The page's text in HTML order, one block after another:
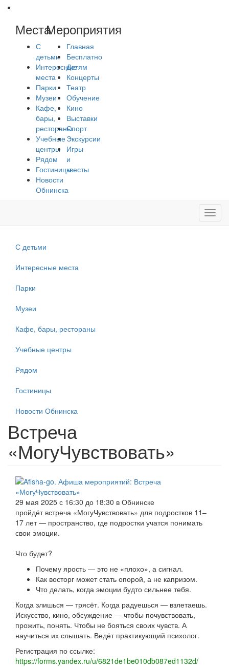
Места
С
детьми
Интересные
места
Парки
Музеи
Кафе,
бары,
рестораны
Учебные
центры
Рядом
Гостиницы
Новости
Обнинска
Мероприятия
Главная
Бесплатно
Детям
Концерты
Театр
Обучение
Кино
Выставки
Спорт
Экскурсии
Игры
и
квесты
С детьми
Интересные места
Парки
Музеи
Кафе, бары, рестораны
Учебные центры
Рядом
Гостиницы
Новости Обнинска
Встреча
«МогуЧувствовать»
29 мая 2025 с 16:30 до 18:30 в Обнинске
пройдёт встреча «МогуЧувствовать» для подростков 11–
17 лет — пространство, где подростки учатся понимать
свои эмоции.
Что будет?
Почему ярость — это не «плохо», а сигнал.
Как восторг может стать опорой, а не капризом.
Что делать, когда эмоции будто сильнее тебя.
Когда злишься — трясёт. Когда радуешься — взлетаешь.
Искусство, кино, обсуждение — чтобы почувствовать,
прожить, понять. Чтобы не бояться своих чувств. А
научиться их слышать. Ведёт практикующий психолог.
Регистрация по ссылке:
https://forms.yandex.ru/u/6821de1be010db087ed1132d/